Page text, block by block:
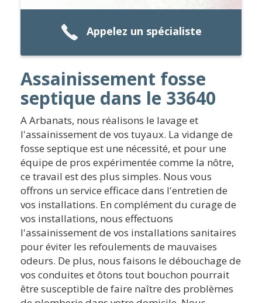
Appelez un spécialiste
Assainissement fosse
septique dans le 33640
A Arbanats, nous réalisons le lavage et
l'assainissement de vos tuyaux. La vidange de
fosse septique est une nécessité, et pour une
équipe de pros expérimentée comme la nôtre,
ce travail est des plus simples. Nous vous
offrons un service efficace dans l'entretien de
vos installations. En complément du curage de
vos installations, nous effectuons
l'assainissement de vos installations sanitaires
pour éviter les refoulements de mauvaises
odeurs. De plus, nous faisons le débouchage de
vos conduites et ôtons tout bouchon pourrait
être susceptible de faire naître des problèmes